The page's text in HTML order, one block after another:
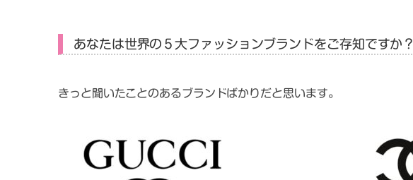
あなたは世界の５大ファッションブランドをご存知ですか？
きっと聞いたことのあるブランドばかりだと思います。